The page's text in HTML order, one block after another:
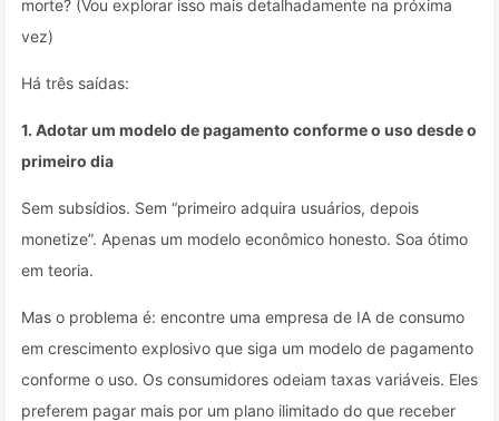
morte? (Vou explorar isso mais detalhadamente na próxima
vez)
Há três saídas:
1. Adotar um modelo de pagamento conforme o uso desde o
primeiro dia
Sem subsídios. Sem “primeiro adquira usuários, depois
monetize”. Apenas um modelo econômico honesto. Soa ótimo
em teoria.
Mas o problema é: encontre uma empresa de IA de consumo
em crescimento explosivo que siga um modelo de pagamento
conforme o uso. Os consumidores odeiam taxas variáveis. Eles
preferem pagar mais por um plano ilimitado do que receber